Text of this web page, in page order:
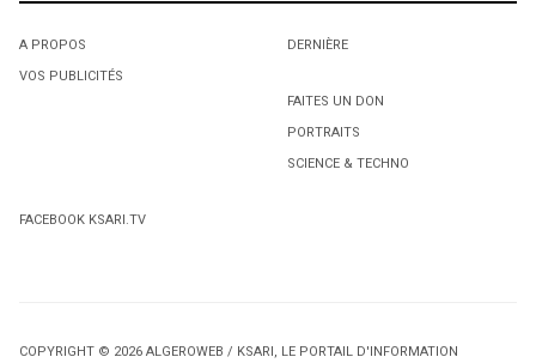
Nouveaux passeports biométrique à partir du 1er Avril
4
L'octroi accidentel du Gant Court.
L'octroi accidentel du Gant Court.
A PROPOS
VOS PUBLICITÉS
DERNIÈRE
FAITES UN DON
PORTRAITS
SCIENCE & TECHNO
FACEBOOK KSARI.TV
COPYRIGHT © 2026 ALGEROWEB / KSARI, LE PORTAIL D'INFORMATION